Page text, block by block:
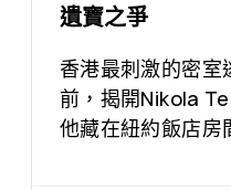
遺寶之爭
香港最刺激的密室
前，揭開Nikola
他藏在紐約飯店房